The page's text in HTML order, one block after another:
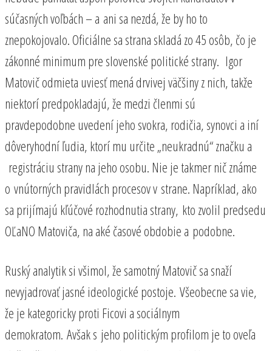
súčasných voľbách – a ani sa nezdá, že by ho to
znepokojovalo. Oficiálne sa strana skladá zo 45 osôb, čo je
zákonné minimum pre slovenské politické strany. Igor
Matovič odmieta uviesť mená drvivej väčšiny z nich, takže
niektorí predpokladajú, že medzi členmi sú
pravdepodobne uvedení jeho svokra, rodičia, synovci a iní
dôveryhodní ľudia, ktorí mu určite „neukradnú“ značku a
registráciu strany na jeho osobu. Nie je takmer nič známe
o vnútorných pravidlách procesov v strane. Napríklad, ako
sa prijímajú kľúčové rozhodnutia strany, kto zvolil predsedu
OĽaNO Matoviča, na aké časové obdobie a podobne.
Ruský analytik si všimol, že samotný Matovič sa snaží
nevyjadrovať jasné ideologické postoje. Všeobecne sa vie,
že je kategoricky proti Ficovi a sociálnym
demokratom. Avšak s jeho politickým profilom je to oveľa